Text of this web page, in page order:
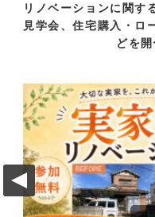
リノベーションに関す
見学会、住宅購入・ロ
どを